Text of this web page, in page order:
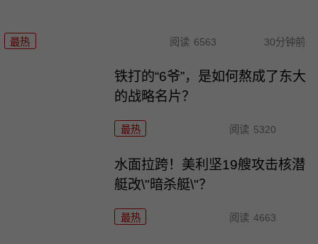
最热 阅读 6563 30分钟前
铁打的“6爷”，是如何熬成了东大
的战略名片？
最热 阅读 5320
水面拉跨！美利坚19艘攻击核潜
艇改\"暗杀艇\"？
最热 阅读 4663